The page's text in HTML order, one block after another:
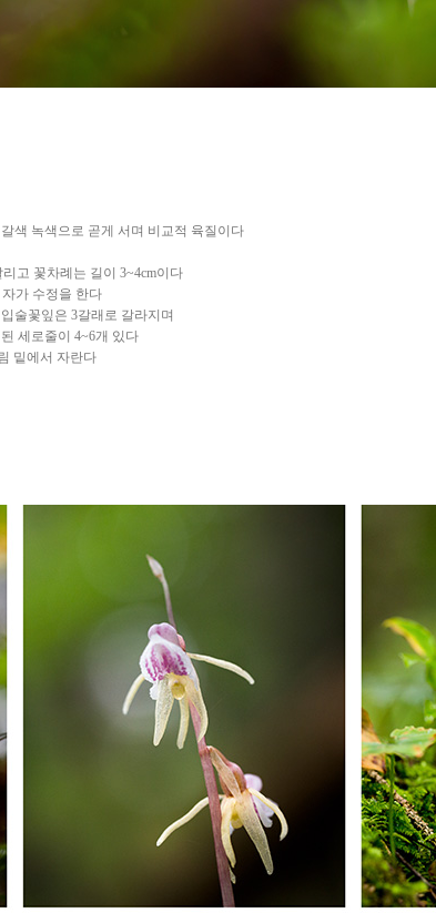
색 녹색으로 곧게 서며 비교적 육질이다
고 꽃차례는 길이 3~4cm이다
가 수정을 한다
입술꽃잎은 3갈래로 갈라지며
세로줄이 4~6개 있다
밑에서 자란다